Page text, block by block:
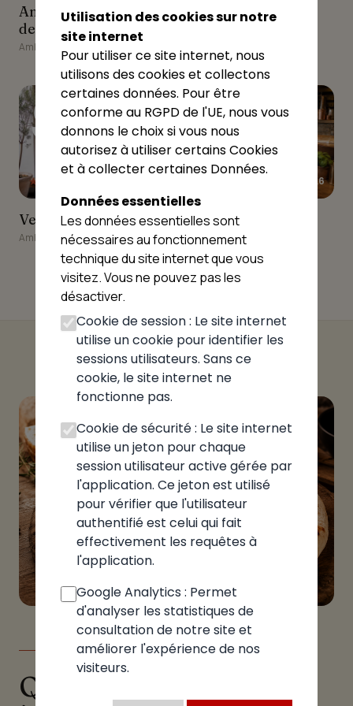
Amitchi (ex Auberge des
Allymes)
Amitchi (ex Auberge
des Allymes)
Ambérieu-en-Bugey
Verrine Line
9
★★★★★
Verrine Line
Ambérieu-en-Bugey
La Pizza Océane
10
4.6
La Pizza Océane
Ambérieu-en-Bugey
LE GUIDE
Quelle pizzeria choisir
Utilisation des cookies sur notre
site internet
Pour utiliser ce site internet, nous
utilisons des cookies et collectons
certaines données. Pour être
conforme au RGPD de l'UE, nous vous
donnons le choix si vous nous
autorisez à utiliser certains Cookies
et à collecter certaines Données.
Données essentielles
Les données essentielles sont
nécessaires au fonctionnement
technique du site internet que vous
visitez. Vous ne pouvez pas les
désactiver.
Cookie de session : Le site internet
utilise un cookie pour identifier les
sessions utilisateurs. Sans ce
cookie, le site internet ne
fonctionne pas.
Cookie de sécurité : Le site internet
utilise un jeton pour chaque
session utilisateur active gérée par
l'application. Ce jeton est utilisé
pour vérifier que l'utilisateur
authentifié est celui qui fait
effectivement les requêtes à
l'application.
Google Analytics : Permet
d'analyser les statistiques de
consultation de notre site et
améliorer l'expérience de nos
visiteurs.